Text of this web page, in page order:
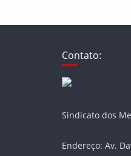
Contato:
Sindicato dos
Endereço: Av.